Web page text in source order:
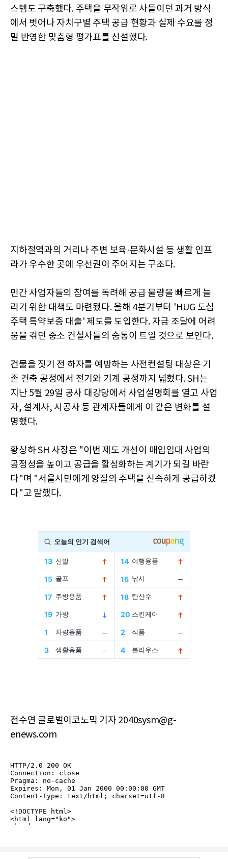
스템도 구축했다. 주택을 무작위로 사들이던 과거 방식
에서 벗어나 자치구별 주택 공급 현황과 실제 수요를 정
밀 반영한 맞춤형 평가표를 신설했다.
지하철역과의 거리나 주변 보육·문화시설 등 생활 인프
라가 우수한 곳에 우선권이 주어지는 구조다.
민간 사업자들의 참여를 독려해 공급 물량을 빠르게 늘
리기 위한 대책도 마련됐다. 올해 4분기부터 'HUG 도심
주택 특약보증 대출' 제도를 도입한다. 자금 조달에 어려
움을 겪던 중소 건설사들의 숨통이 트일 것으로 보인다.
건물을 짓기 전 하자를 예방하는 사전컨설팅 대상은 기
존 건축 공정에서 전기와 기계 공정까지 넓혔다. SH는
지난 5월 29일 공사 대강당에서 사업설명회를 열고 사업
자, 설계사, 시공사 등 관계자들에게 이 같은 변화를 설
명했다.
황상하 SH 사장은 "이번 제도 개선이 매입임대 사업의
공정성을 높이고 공급을 활성화하는 계기가 되길 바란
다"며 "서울시민에게 양질의 주택을 신속하게 공급하겠
다"고 말했다.
전수연 글로벌이코노믹 기자 2040sysm@g-
enews.com